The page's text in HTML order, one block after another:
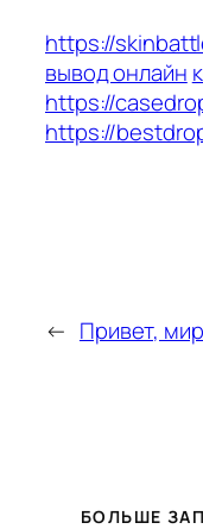
https://
вывод онлайн
https://
https://
← Привет,
БОЛЬШЕ